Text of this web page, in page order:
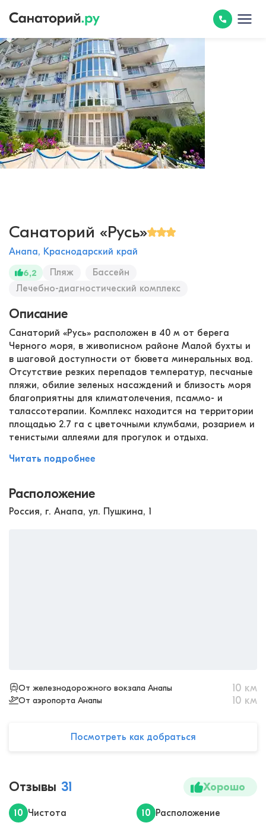
Санаторий «Русь»
Анапа, Краснодарский край
6,2
Пляж
Бассейн
Лечебно-диагностический комплекс
Описание
Санаторий «Русь» расположен в 40 м от берега
Черного моря, в живописном районе Малой бухты и
в шаговой доступности от бювета минеральных вод.
Отсутствие резких перепадов температур, песчаные
пляжи, обилие зеленых насаждений и близость моря
благоприятны для климатолечения, псаммо- и
талассотерапии. Комплекс находится на территории
площадью 2.7 га с цветочными клумбами, розарием и
тенистыми аллеями для прогулок и отдыха.
Читать подробнее
Расположение
Россия, г. Анапа, ул. Пушкина, 1
От железнодорожного вокзала Анапы 10 км
От аэропорта Анапы 10 км
Посмотреть как добраться
Отзывы 31 Хорошо
10 Чистота 10 Расположение